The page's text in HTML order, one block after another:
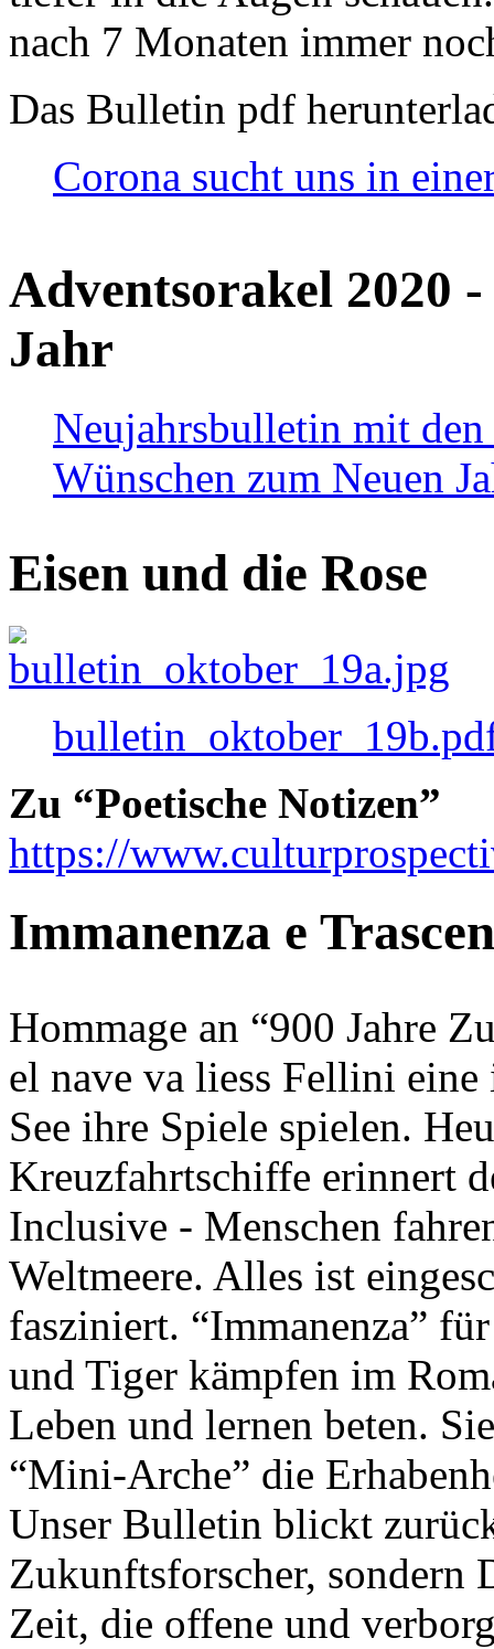
nach 7 Monaten immer
Das Bulletin pdf
Corona sucht uns in
Adventsorakel 2020
Jahr
Neujahrsbulletin mit den
Wünschen zum Neuen
Eisen und die Rose
Zu “Poetische Notizen”
https://
Immanenza e
Hommage an “900 Jahre
el nave va liess Fellini
See ihre Spiele spielen.
Kreuzfahrtschiffe erinnert
Inclusive - Menschen
Weltmeere. Alles ist
fasziniert. “Immanenza”
und Tiger kämpfen im
Leben und lernen beten.
“Mini-Arche” die
Unser Bulletin blickt
Zukunftsforscher, sondern
Zeit, die offene und